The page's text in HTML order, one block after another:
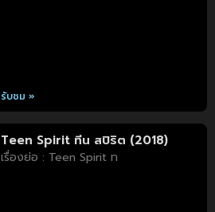
รับชม »
Teen Spirit ทีน สปิริต (2018)
เรื่องย่อ : Teen Spirit ท